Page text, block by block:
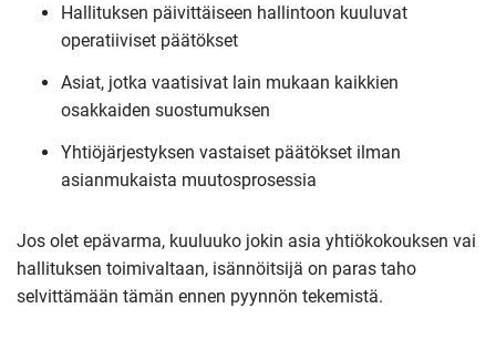
Hallituksen päivittäiseen hallintoon kuuluvat
operatiiviset päätökset
Asiat, jotka vaatisivat lain mukaan kaikkien
osakkaiden suostumuksen
Yhtiöjärjestyksen vastaiset päätökset ilman
asianmukaista muutosprosessia
Jos olet epävarma, kuuluuko jokin asia yhtiökokouksen vai
hallituksen toimivaltaan, isännöitsijä on paras taho
selvittämään tämän ennen pyynnön tekemistä.